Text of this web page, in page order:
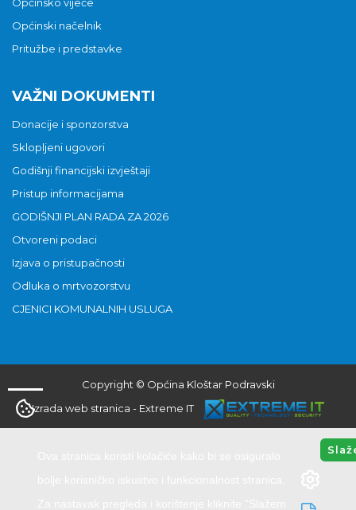
Općinsko vijeće
Općinski načelnik
Pritužbe i predstavke
VAŽNI DOKUMENTI
Donacije i sponzorstva
Sklopljeni ugovori
Godišnji financijski izvještaji
Pristup informacijama
GODIŠNJI PLAN RADA ZA 2026
Otvoreni podaci
Izjava o pristupačnosti
Odluka o mrtvozorstvu
CJENICI KOMUNALNIH USLUGA
Copyright © Općina Kloštar Podravski
Izrada web stranica - Extreme IT